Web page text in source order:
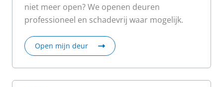
niet meer open? We openen deuren
professioneel en schadevrij waar mogelijk.
Open mijn deur